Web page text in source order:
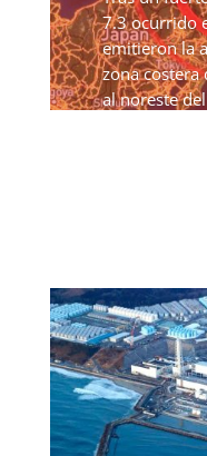
7.3 ocurrido
emitieron la
zona costera
al noreste